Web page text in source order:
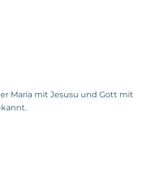
Maria mit Jesusu und Gott mit